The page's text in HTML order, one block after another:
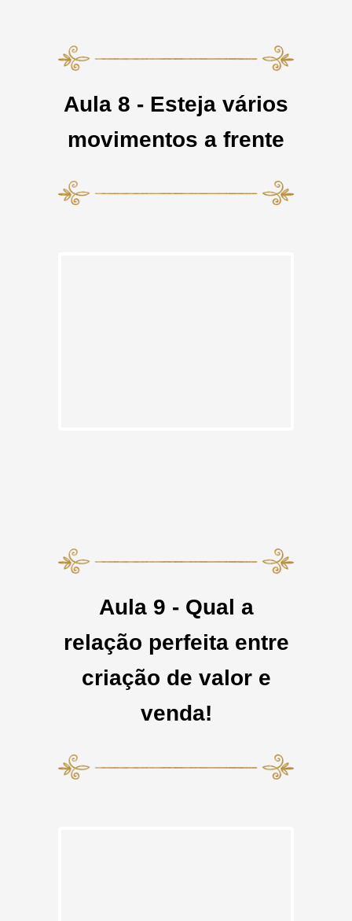
Aula 8 - Esteja vários
movimentos a frente
Aula 9 - Qual a
relação perfeita entre
criação de valor e
venda!